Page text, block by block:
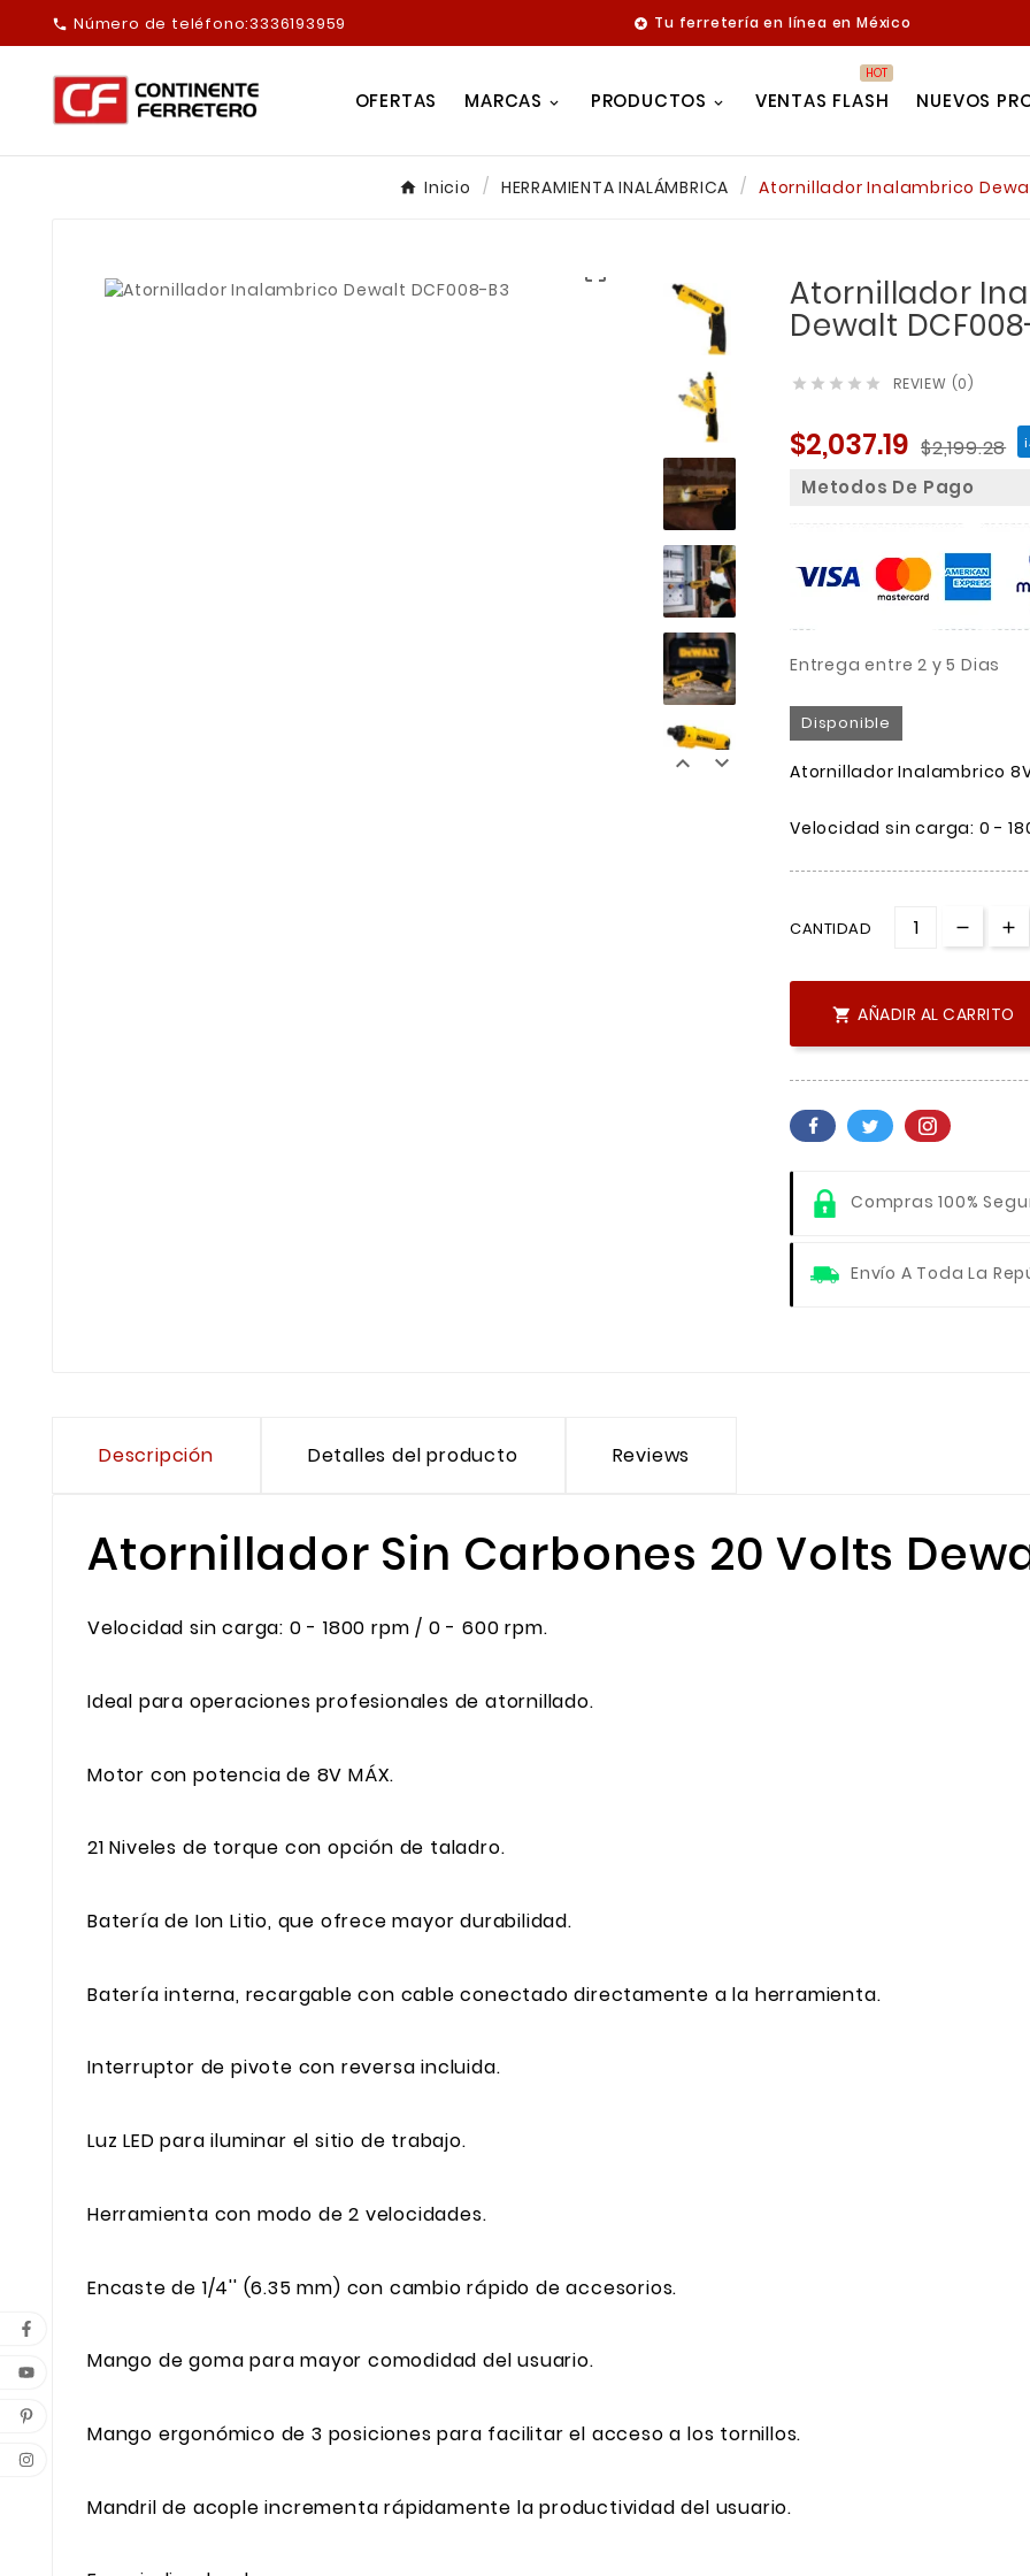
 Número de teléfono:3336193959  Tu ferretería en línea en México
OFERTAS MARCAS PRODUCTOS VENTAS FLASH
HOT
NUEVOS
Inicio HERRAMIENTA INALÁMBRICA Atornillador Inalambrico

 
Atornillador
Dewalt
     REVIEW (0)
$2,037.19 $2,199.28
Metodos De Pago
Entrega entre 2 y 5 Dias
Disponible
Atornillador Inalambrico
Velocidad sin carga: 0 -
CANTIDAD
 AÑADIR AL CARRITO
Compras 100%
Envío A Toda La
Descripción Detalles del producto Reviews
Atornillador Sin Carbones 20 Volts
Velocidad sin carga: 0 - 1800 rpm / 0 - 600 rpm.
Ideal para operaciones profesionales de atornillado.
Motor con potencia de 8V MÁX.
21 Niveles de torque con opción de taladro.
Batería de Ion Litio, que ofrece mayor durabilidad.
Batería interna, recargable con cable conectado directamente a la herramienta.
Interruptor de pivote con reversa incluida.
Luz LED para iluminar el sitio de trabajo.
Herramienta con modo de 2 velocidades.
Encaste de 1/4'' (6.35 mm) con cambio rápido de accesorios.
Mango de goma para mayor comodidad del usuario.
Mango ergonómico de 3 posiciones para facilitar el acceso a los tornillos.
Mandril de acople incrementa rápidamente la productividad del usuario.